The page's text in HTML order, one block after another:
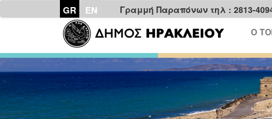
GR EN Γραμμή Παραπόνων τηλ : 2813-
Ο